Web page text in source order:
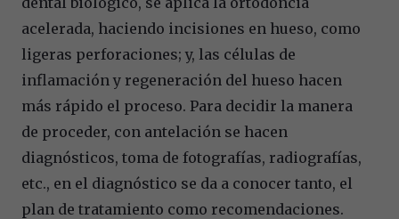
acelerada, haciendo incisiones en hueso, como
ligeras perforaciones; y, las células de
inflamación y regeneración del hueso hacen
más rápido el proceso. Para decidir la manera
de proceder, con antelación se hacen
diagnósticos, toma de fotografías, radiografías,
etc., en el diagnóstico se da a conocer tanto, el
plan de tratamiento como recomendaciones.